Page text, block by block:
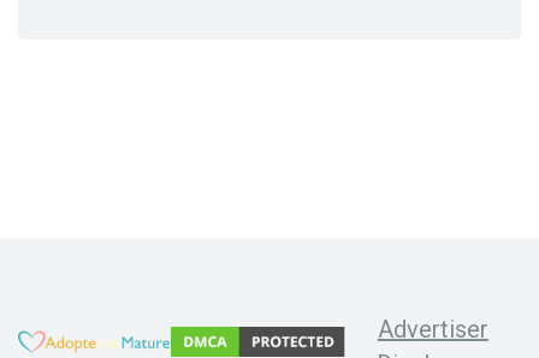
Advertiser